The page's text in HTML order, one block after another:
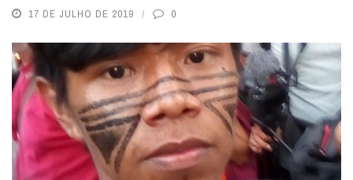
17 DE JULHO DE 2019 0